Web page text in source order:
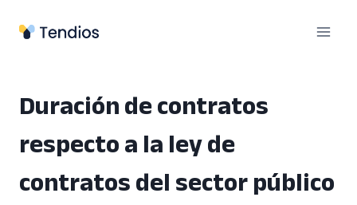
Duración de contratos
respecto a la ley de
contratos del sector público